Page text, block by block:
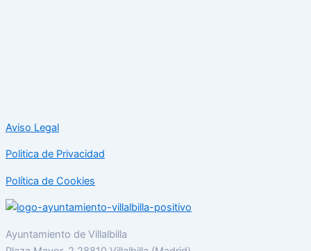
Aviso Legal
Politica de Privacidad
Política de Cookies
Ayuntamiento de Villalbilla